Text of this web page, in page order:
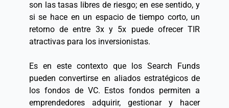
son las tasas libres de riesgo; en ese sentido, y
si se hace en un espacio de tiempo corto, un
retorno de entre 3x y 5x puede ofrecer TIR
atractivas para los inversionistas.
Es en este contexto que los Search Funds
pueden convertirse en aliados estratégicos de
los fondos de VC. Estos fondos permiten a
emprendedores adquirir, gestionar y hacer